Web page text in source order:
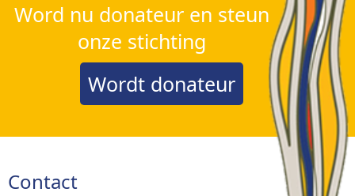
Word nu donateur en steun
onze stichting
Wordt donateur
Contact